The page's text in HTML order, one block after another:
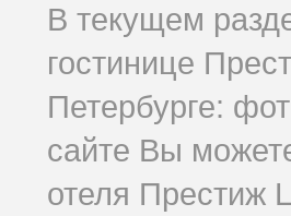
В текущем
гостинице
Петербурге:
сайте Вы
отеля Престиж